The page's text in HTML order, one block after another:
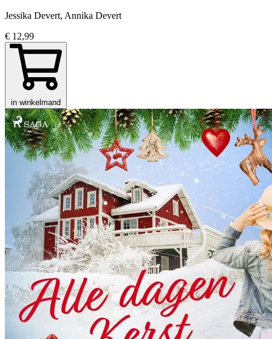
Jessika Devert, Annika Devert
€ 12,99
in winkelmand